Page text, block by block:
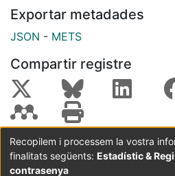
Exportar metadades
JSON - METS
Compartir registre
Coordinació:CRAI UB Avís legal
Metadades
subjectes a:
Recopilem i processem la vostra
finalitats següents: Estadístic &
contrasenya